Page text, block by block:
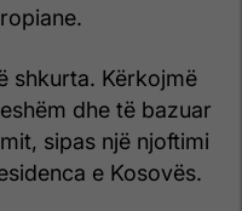
shkurta. Kërkojmë
dhe të bazuar
sipas një njoftimi
e Kosovës.